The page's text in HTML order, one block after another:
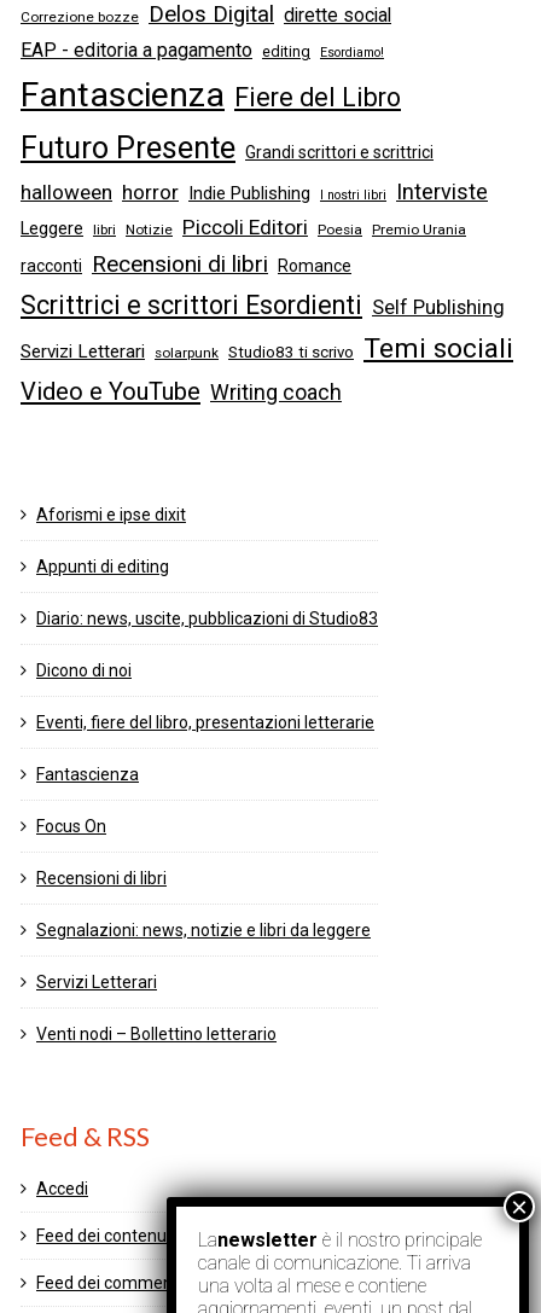
Correzione bozze Delos Digital
dirette social
EAP - editoria a pagamento editing Esordiamo!
Fantascienza Fiere del Libro
Futuro Presente Grandi scrittori e scrittrici
halloween horror Indie Publishing I nostri libri Interviste
Leggere libri Notizie Piccoli Editori Poesia Premio Urania
racconti Recensioni di libri Romance
Scrittrici e scrittori Esordienti Self Publishing
Servizi Letterari solarpunk Studio83 ti scrivo Temi sociali
Video e YouTube Writing coach
Aforismi e ipse dixit
Appunti di editing
Diario: news, uscite, pubblicazioni di Studio83
Dicono di noi
Eventi, fiere del libro, presentazioni letterarie
Fantascienza
Focus On
Recensioni di libri
Segnalazioni: news, notizie e libri da leggere
Servizi Letterari
Venti nodi – Bollettino letterario
Feed & RSS
Accedi
Feed dei contenuti
Feed dei commenti
Lanewsletter è il nostro principale
canale di comunicazione. Ti arriva
una volta al mese e contiene